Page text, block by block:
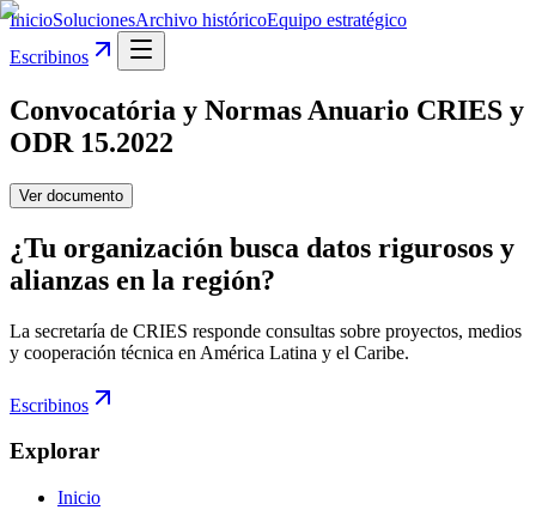
InicioSolucionesArchivo históricoEquipo estratégico
Escribinos
Convocatória y Normas Anuario CRIES y
ODR 15.2022
Ver documento
¿Tu organización busca datos rigurosos y
alianzas en la región?
La secretaría de CRIES responde consultas sobre proyectos, medios
y cooperación técnica en América Latina y el Caribe.
Escribinos
Explorar
Inicio